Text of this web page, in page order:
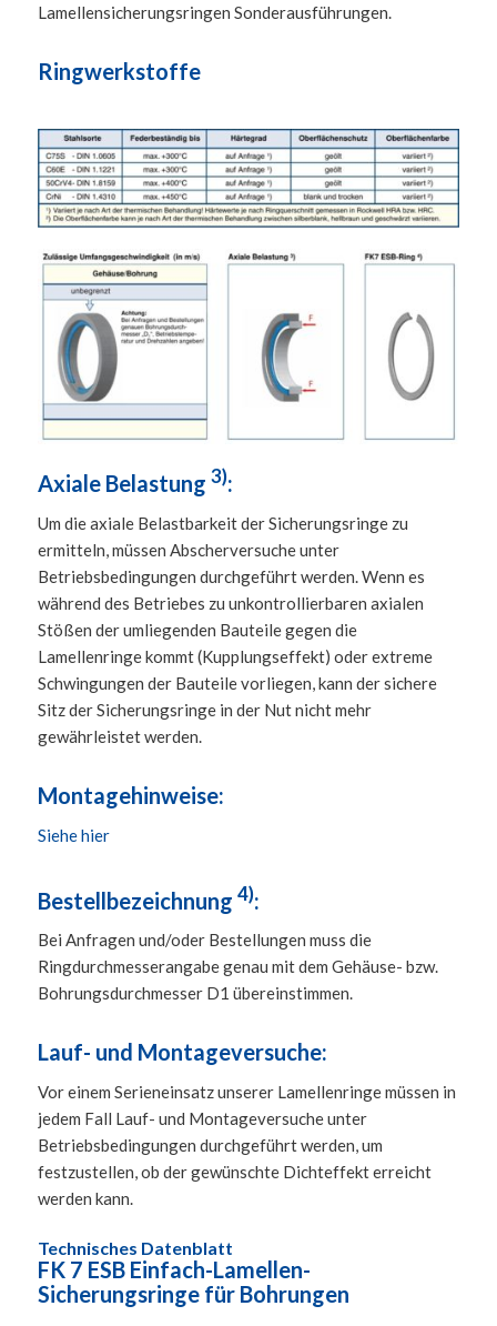
Lamellensicherungsringen Sonderausführungen.
Ringwerkstoffe
Axiale Belastung 3):
Um die axiale Belastbarkeit der Sicherungsringe zu
ermitteln, müssen Abscherversuche unter
Betriebsbedingungen durchgeführt werden. Wenn es
während des Betriebes zu unkontrollierbaren axialen
Stößen der umliegenden Bauteile gegen die
Lamellenringe kommt (Kupplungseffekt) oder extreme
Schwingungen der Bauteile vorliegen, kann der sichere
Sitz der Sicherungsringe in der Nut nicht mehr
gewährleistet werden.
Montagehinweise:
Siehe hier
Bestellbezeichnung 4):
Bei Anfragen und/oder Bestellungen muss die
Ringdurchmesserangabe genau mit dem Gehäuse- bzw.
Bohrungsdurchmesser D1 übereinstimmen.
Lauf- und Montageversuche:
Vor einem Serieneinsatz unserer Lamellenringe müssen in
jedem Fall Lauf- und Montageversuche unter
Betriebsbedingungen durchgeführt werden, um
festzustellen, ob der gewünschte Dichteffekt erreicht
werden kann.
Technisches Datenblatt
FK 7 ESB Einfach-Lamellen-
Sicherungsringe für Bohrungen